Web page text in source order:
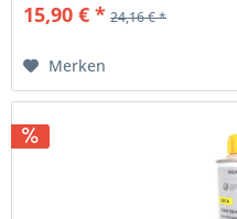
15,90 € * 24,16 € *
Merken